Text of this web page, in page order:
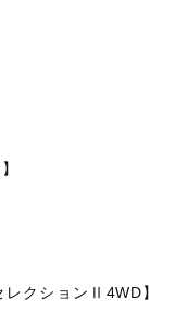
クションⅡ4WD】